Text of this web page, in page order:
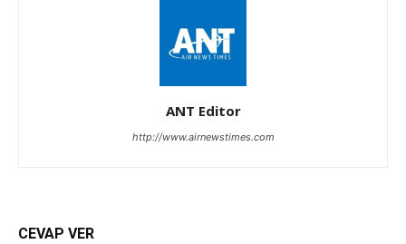
ANT Editor
http://www.airnewstimes.com
CEVAP VER